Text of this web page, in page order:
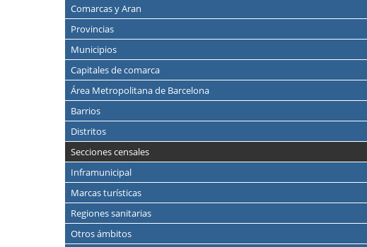
Comarcas y Aran
Provincias
Municipios
Capitales de comarca
Área Metropolitana de Barcelona
Barrios
Distritos
Secciones censales
Inframunicipal
Marcas turísticas
Regiones sanitarias
Otros ámbitos